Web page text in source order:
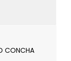
CONCHA